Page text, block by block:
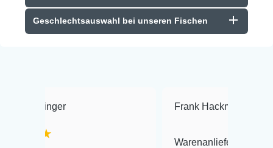
Geschlechtsauswahl bei unseren Fischen
Frank Hackmayer ★★★★
Warenanlieferung Top und die